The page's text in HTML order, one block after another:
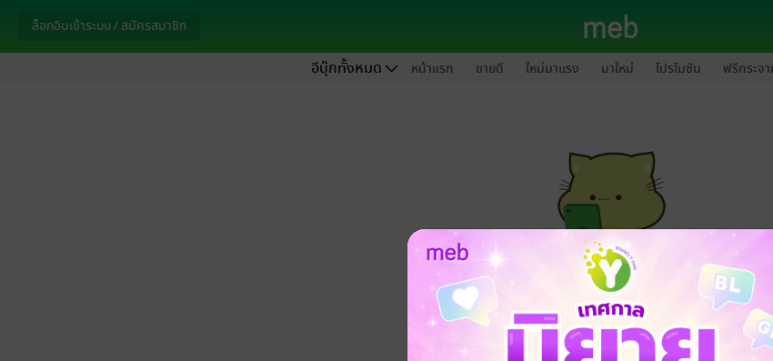
ล็อกอินเข้าระบบ / สมัครสมาชิก
อีบุ๊กทั้งหมด หน้าแรก ขายดี ใหม่มาแรง มาใหม่ โปรโมชัน ฟรีกระจ
กรุณาเข้าสู่ระบบก่อนดำเนินรายการด้วยค่ะ
ล็อกอินเข้าระบบ